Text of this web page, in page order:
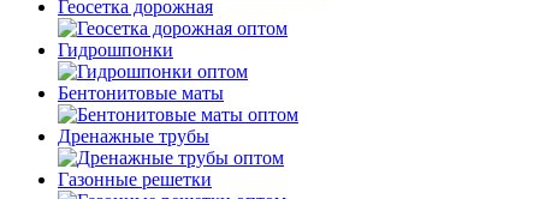
Геосетка дорожная
Гидрошпонки
Бентонитовые маты
Дренажные трубы
Газонные решетки